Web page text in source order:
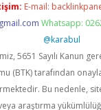
E-mail:
Whatsapp:
@karabul
5651 Sayılı Kanun
(BTK) tarafından
Bu nedenle,
araştırma